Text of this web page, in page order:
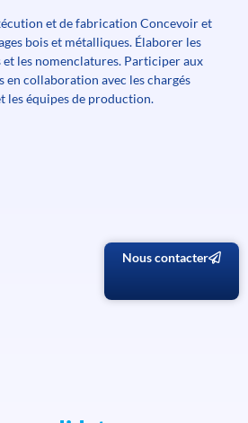
Nous contacter
et de fabrication Concevoir et
bois et métalliques. Élaborer les
les nomenclatures. Participer aux
en collaboration avec les chargés
les équipes de production.